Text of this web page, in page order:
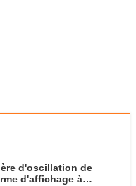
d'oscillation de
d'affichage à